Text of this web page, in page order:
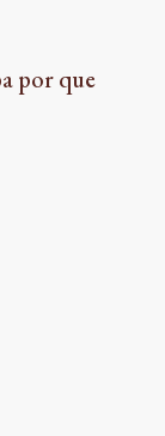
por que